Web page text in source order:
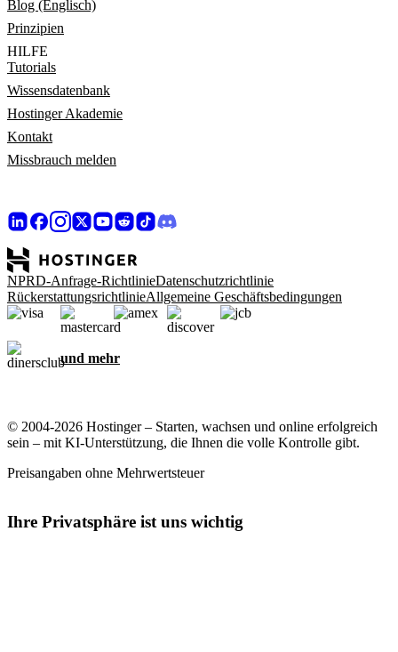
Blog (Englisch)
Prinzipien
HILFE
Tutorials
Wissensdatenbank
Hostinger Akademie
Kontakt
Missbrauch melden
NPRD-Anfrage-RichtlinieDatenschutzrichtlinie
RückerstattungsrichtlinieAllgemeine Geschäftsbedingungen
und mehr
© 2004-2026 Hostinger – Starten, wachsen und online erfolgreich
sein – mit KI-Unterstützung, die Ihnen die volle Kontrolle gibt.
Preisangaben ohne Mehrwertsteuer
Ihre Privatsphäre ist uns wichtig